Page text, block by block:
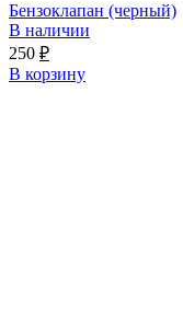
Бензоклапан (черный)
В наличии
250 ₽
В корзину